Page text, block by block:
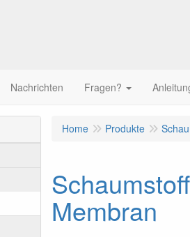
Nachrichten Fragen?
Home Produkte
Membran